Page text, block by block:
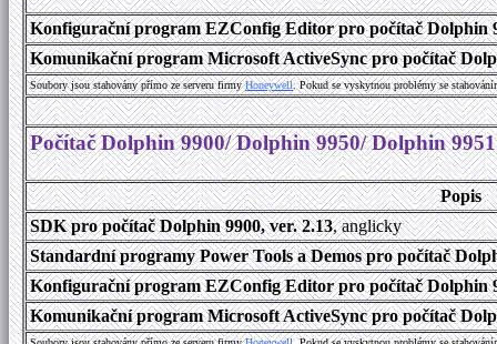
Konfigurační program EZConfig Editor pro počítač Dolphin
Komunikační program Microsoft ActiveSync pro počítač
Soubory jsou stahovány přímo ze serveru firmyHoneywell. Pokud se vyskytnou problémy se
Počítač Dolphin 9900/ Dolphin 9950/ Dolphin 9951
Popis
SDK pro počítač Dolphin 9900, ver. 2.13, anglicky
Standardní programy Power Tools a Demos pro počítač
Konfigurační program EZConfig Editor pro počítač Dolphin
Komunikační program Microsoft ActiveSync pro počítač